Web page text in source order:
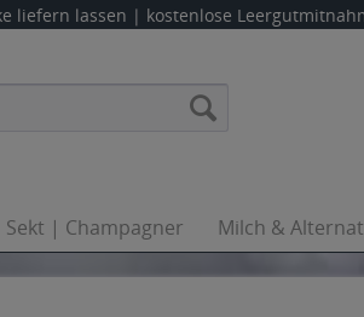
liefern lassen | kostenlose
Sekt | Champagner Milch &